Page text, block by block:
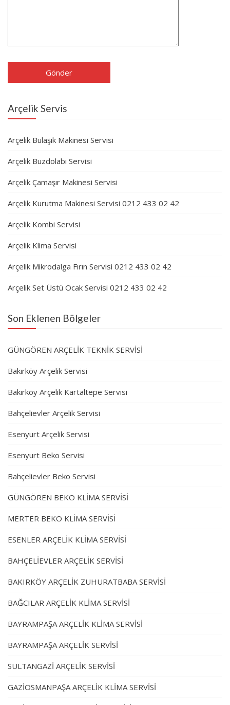
Arçelik Servis
Arçelik Bulaşık Makinesi Servisi
Arçelik Buzdolabı Servisi
Arçelik Çamaşır Makinesi Servisi
Arçelik Kurutma Makinesi Servisi 0212 433 02 42
Arçelik Kombi Servisi
Arçelik Klima Servisi
Arçelik Mikrodalga Fırın Servisi 0212 433 02 42
Arçelik Set Üstü Ocak Servisi 0212 433 02 42
Son Eklenen Bölgeler
GÜNGÖREN ARÇELİK TEKNİK SERVİSİ
Bakırköy Arçelik Servisi
Bakırköy Arçelik Kartaltepe Servisi
Bahçelievler Arçelik Servisi
Esenyurt Arçelik Servisi
Esenyurt Beko Servisi
Bahçelievler Beko Servisi
GÜNGÖREN BEKO KLİMA SERVİSİ
MERTER BEKO KLİMA SERVİSİ
ESENLER ARÇELİK KLİMA SERVİSİ
BAHÇELİEVLER ARÇELİK SERVİSİ
BAKIRKÖY ARÇELİK ZUHURATBABA SERVİSİ
BAĞCILAR ARÇELİK KLİMA SERVİSİ
BAYRAMPAŞA ARÇELİK KLİMA SERVİSİ
BAYRAMPAŞA ARÇELİK SERVİSİ
SULTANGAZİ ARÇELİK SERVİSİ
GAZİOSMANPAŞA ARÇELİK KLİMA SERVİSİ